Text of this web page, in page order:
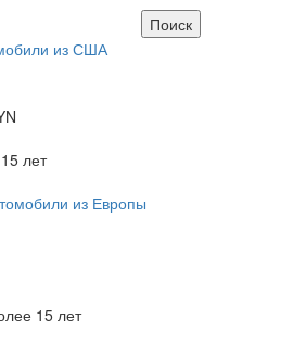
из США
лет
из Европы
15 лет